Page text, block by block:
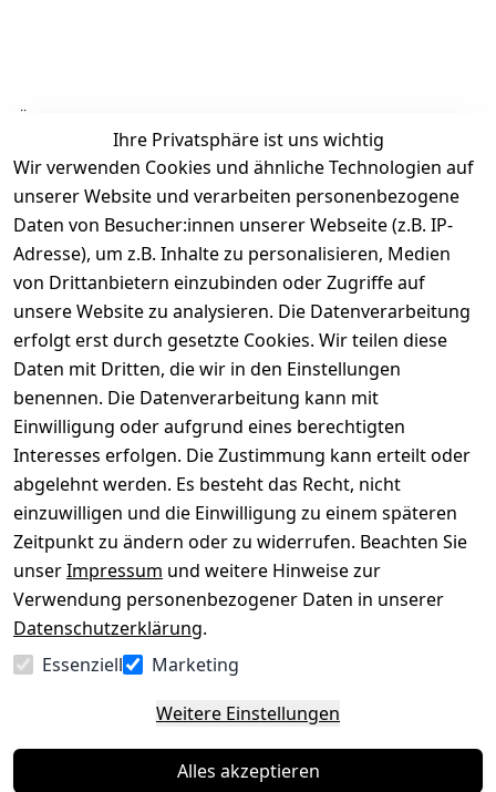
Ähnliche Produkte
Ihre Privatsphäre ist uns wichtig
Wir verwenden Cookies und ähnliche Technologien auf
unserer Website und verarbeiten personenbezogene
Daten von Besucher:innen unserer Webseite (z.B. IP-
Adresse), um z.B. Inhalte zu personalisieren, Medien
von Drittanbietern einzubinden oder Zugriffe auf
unsere Website zu analysieren. Die Datenverarbeitung
erfolgt erst durch gesetzte Cookies. Wir teilen diese
Daten mit Dritten, die wir in den Einstellungen
benennen. Die Datenverarbeitung kann mit
Einwilligung oder aufgrund eines berechtigten
Interesses erfolgen. Die Zustimmung kann erteilt oder
abgelehnt werden. Es besteht das Recht, nicht
einzuwilligen und die Einwilligung zu einem späteren
Zeitpunkt zu ändern oder zu widerrufen. Beachten Sie
unserImpressum und weitere Hinweise zur
Verwendung personenbezogener Daten in unserer
Datenschutzerklärung.
Essenziell
Marketing
Weitere Einstellungen
Alles akzeptieren
Rechtliches
AGB
Impressum
Datenschutze
rklärung
Barrierefreihe
itserklärung
Widerrufsrec
ht
Über uns
Kontakt
Registrieren
Kataloge zum
Download
Pflege &
Kundendienst
Kiefermöbel
Hilfe
Wir
versenden
mit
Zahle
bequem per
Vertrag
widerrufen